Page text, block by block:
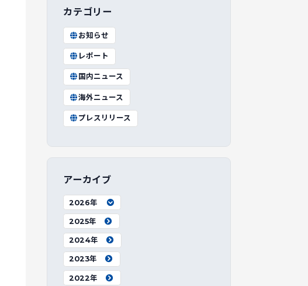
カテゴリー
お知らせ
レポート
国内ニュース
海外ニュース
プレスリリース
アーカイブ
2026年
2025年
2024年
2023年
2022年